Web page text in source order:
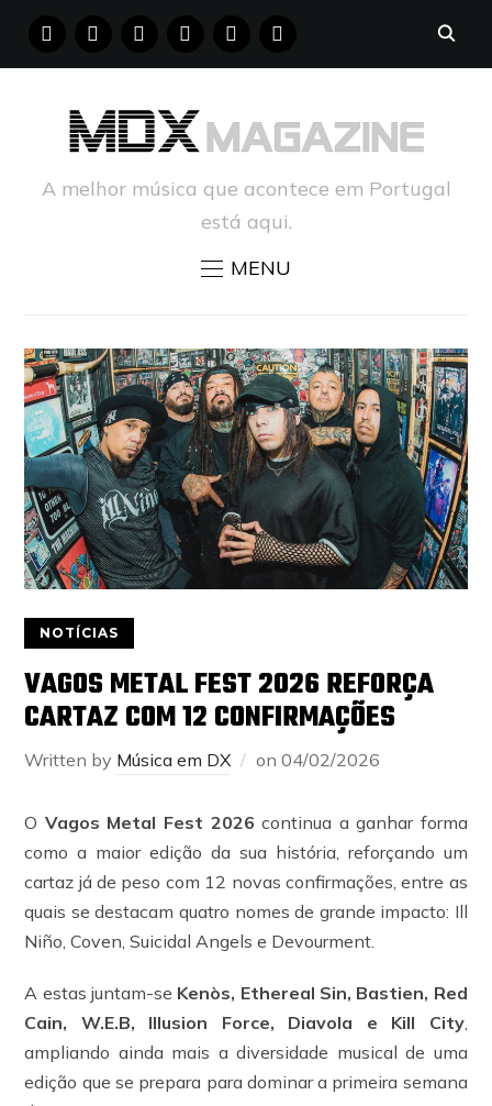
FACEBOOKINSTAGRAM
YOUTUBE PINTERESTTUMBLR
A melhor música que acontece em Portugal
está aqui.
MENU
NOTÍCIAS
VAGOS METAL FEST 2026 REFORÇA
CARTAZ COM 12 CONFIRMAÇÕES
Written by Música em DX on04/02/2026
O Vagos Metal Fest 2026 continua a ganhar forma
como a maior edição da sua história, reforçando um
cartaz já de peso com 12 novas confirmações, entre as
quais se destacam quatro nomes de grande impacto: Ill
Niño, Coven, Suicidal Angels e Devourment.
A estas juntam-se Kenòs, Ethereal Sin, Bastien, Red
Cain, W.E.B, Illusion Force, Diavola e Kill City,
ampliando ainda mais a diversidade musical de uma
edição que se prepara para dominar a primeira semana